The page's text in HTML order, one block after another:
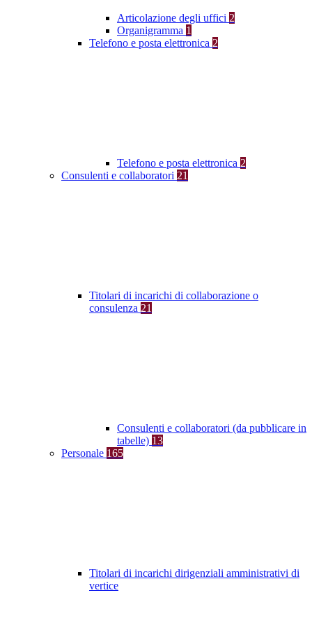
Articolazione degli uffici 2
Organigramma 1
Telefono e posta elettronica 2
Telefono e posta elettronica 2
Consulenti e collaboratori 21
Titolari di incarichi di collaborazione o
consulenza 21
Consulenti e collaboratori (da pubblicare in
tabelle) 13
Personale 165
Titolari di incarichi dirigenziali amministrativi di
vertice